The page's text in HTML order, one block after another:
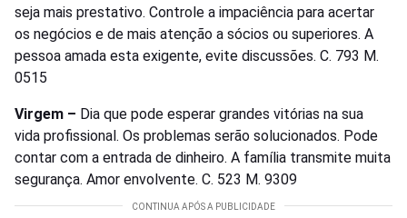
seja mais prestativo. Controle a impaciência para acertar
os negócios e de mais atenção a sócios ou superiores. A
pessoa amada esta exigente, evite discussões. C. 793 M.
0515
Virgem – Dia que pode esperar grandes vitórias na sua
vida profissional. Os problemas serão solucionados. Pode
contar com a entrada de dinheiro. A família transmite muita
segurança. Amor envolvente. C. 523 M. 9309